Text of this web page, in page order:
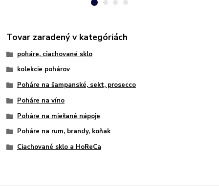
Tovar zaradený v kategóriách
poháre, ciachované sklo
kolekcie pohárov
Poháre na šampanské, sekt, prosecco
Poháre na víno
Poháre na miešané nápoje
Poháre na rum, brandy, koňak
Ciachované sklo a HoReCa